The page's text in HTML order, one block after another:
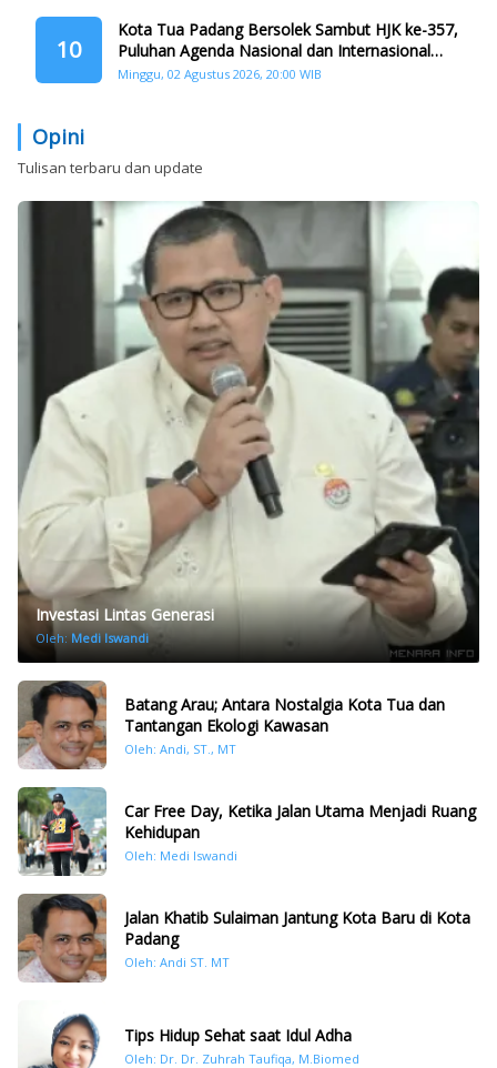
10
Kota Tua Padang Bersolek Sambut HJK ke-357,
Puluhan Agenda Nasional dan Internasional
Siap Digelar
Minggu, 02 Agustus 2026, 20:00 WIB
Opini
Tulisan terbaru dan update
Investasi Lintas Generasi
Oleh: Medi Iswandi
Batang Arau; Antara Nostalgia Kota Tua dan
Tantangan Ekologi Kawasan
Oleh: Andi, ST., MT
Car Free Day, Ketika Jalan Utama Menjadi Ruang
Kehidupan
Oleh: Medi Iswandi
Jalan Khatib Sulaiman Jantung Kota Baru di Kota
Padang
Oleh: Andi ST. MT
Tips Hidup Sehat saat Idul Adha
Oleh: Dr. Dr. Zuhrah Taufiqa, M.Biomed